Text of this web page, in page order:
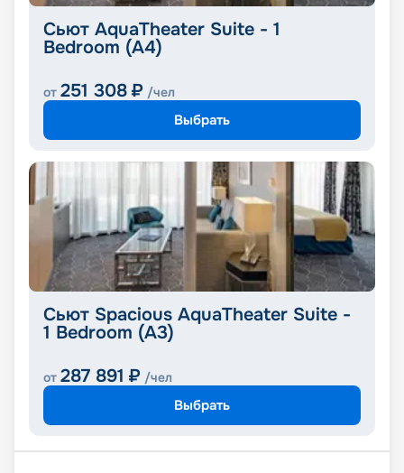
Сьют AquaTheater Suite - 1
Bedroom (A4)
от 251 308 ₽ /чел
Выбрать
Сьют Spacious AquaTheater Suite -
1 Bedroom (A3)
от 287 891 ₽ /чел
Выбрать